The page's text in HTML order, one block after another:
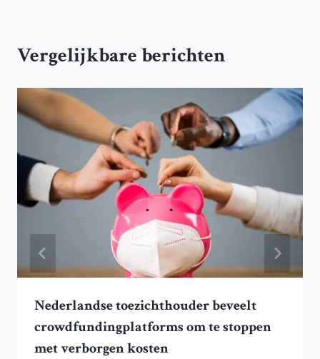
Vergelijkbare berichten
Nederlandse toezichthouder beveelt
crowdfundingplatforms om te stoppen
met verborgen kosten